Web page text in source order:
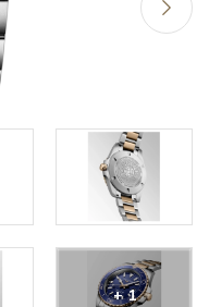
+ 1